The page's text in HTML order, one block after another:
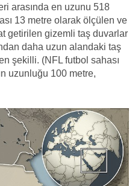
arasında en uzunu 518
13 metre olarak ölçülen ve
getirilen gizemli taş duvarlar
daha uzun alandaki taş
şekilli. (NFL futbol sahası
uzunluğu 100 metre,